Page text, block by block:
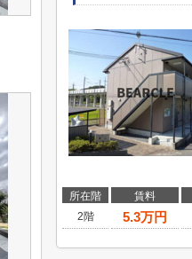
所在階 賃料
2階
5.3万円